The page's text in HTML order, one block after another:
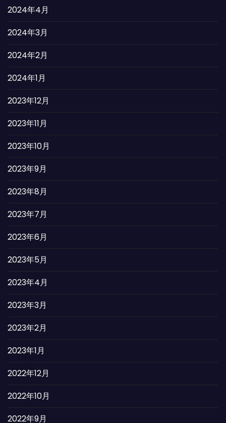
2024年4月
2024年3月
2024年2月
2024年1月
2023年12月
2023年11月
2023年10月
2023年9月
2023年8月
2023年7月
2023年6月
2023年5月
2023年4月
2023年3月
2023年2月
2023年1月
2022年12月
2022年10月
2022年9月